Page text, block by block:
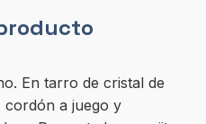
En tarro de cristal de
cordón a juego y